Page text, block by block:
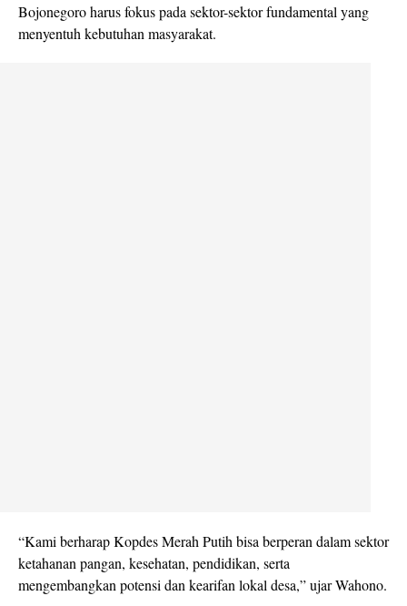
Bojonegoro harus fokus pada sektor-sektor fundamental yang
menyentuh kebutuhan masyarakat.
“Kami berharap Kopdes Merah Putih bisa berperan dalam sektor
ketahanan pangan, kesehatan, pendidikan, serta
mengembangkan potensi dan kearifan lokal desa,” ujar Wahono.